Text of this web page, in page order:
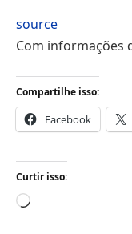
source
Com informações
Compartilhe isso:
Facebook
Curtir isso:
Carregando...